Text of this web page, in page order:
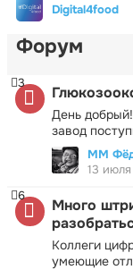
Digital4food
Форум
День
завод
3
ММ
13
Много
Коллеги
умеющие
6